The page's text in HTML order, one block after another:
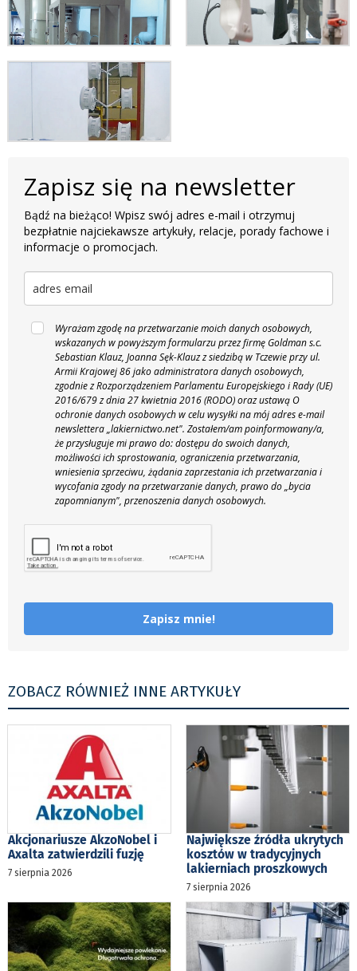
Zapisz się na newsletter
Bądź na bieżąco! Wpisz swój adres e-mail i otrzymuj
bezpłatnie najciekawsze artykuły, relacje, porady fachowe i
informacje o promocjach.
Wyrażam zgodę na przetwarzanie moich danych osobowych,
wskazanych w powyższym formularzu przez firmę Goldman s.c.
Sebastian Klauz, Joanna Sęk-Klauz z siedzibą w Tczewie przy ul.
Armii Krajowej 86 jako administratora danych osobowych,
zgodnie z Rozporządzeniem Parlamentu Europejskiego i Rady (UE)
2016/679 z dnia 27 kwietnia 2016 (RODO) oraz ustawą O
ochronie danych osobowych w celu wysyłki na mój adres e-mail
newslettera „lakiernictwo.net". Zostałem/am poinformowany/a,
że przysługuje mi prawo do: dostępu do swoich danych,
możliwości ich sprostowania, ograniczenia przetwarzania,
wniesienia sprzeciwu, żądania zaprzestania ich przetwarzania i
wycofania zgody na przetwarzanie danych, prawo do „bycia
zapomnianym", przenoszenia danych osobowych.
Zapisz mnie!
ZOBACZ RÓWNIEŻ INNE ARTYKUŁY
Akcjonariusze AkzoNobel i
Axalta zatwierdzili fuzję
7 sierpnia 2026
Największe źródła ukrytych
kosztów w tradycyjnych
lakierniach proszkowych
7 sierpnia 2026